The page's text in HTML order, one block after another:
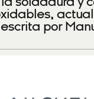
soldadura y
por